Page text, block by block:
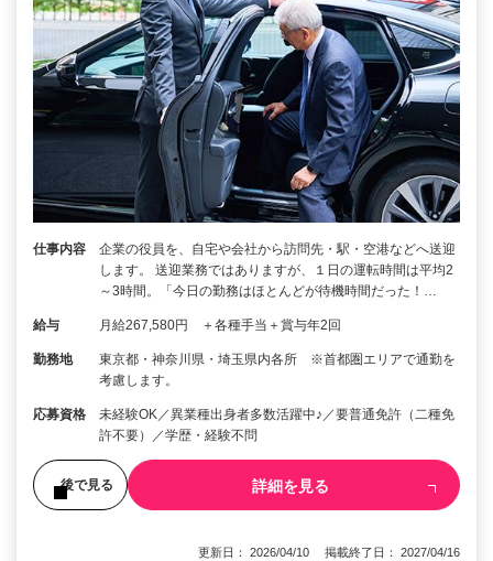
仕事内容
企業の役員を、自宅や会社から訪問先・駅・空港などへ送迎
します。 送迎業務ではありますが、１日の運転時間は平均2
～3時間。「今日の勤務はほとんどが待機時間だった！…
給与 月給267,580円 ＋各種手当＋賞与年2回
勤務地
東京都・神奈川県・埼玉県内各所 ※首都圏エリアで通勤を
考慮します。
応募資格
未経験OK／異業種出身者多数活躍中♪／要普通免許（二種免
許不要）／学歴・経験不問
後で見る 詳細を見る
更新日： 2026/04/10 掲載終了日： 2027/04/16